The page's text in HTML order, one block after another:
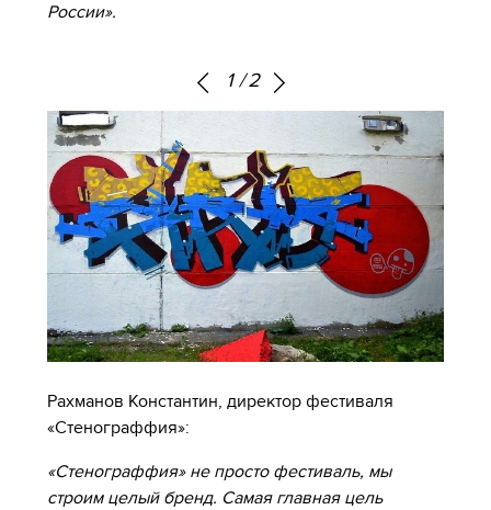
России».
1/2
Рахманов Константин, директор фестиваля
«Стенограффия»:
«Стенограффия» не просто фестиваль, мы
строим целый бренд. Самая главная цель